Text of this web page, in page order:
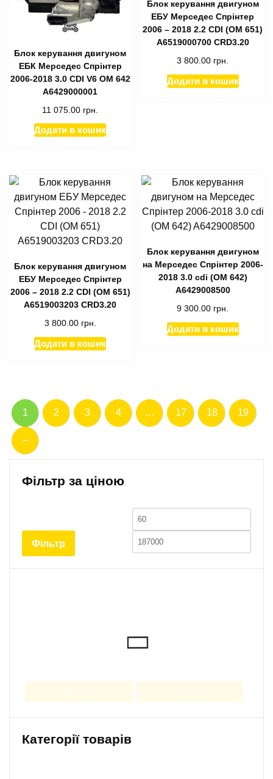
Блок керування двигуном
ЕБК Мерседес Спрінтер
2006-2018 3.0 CDI V6 OM 642
A6429000001
11 075.00 грн.
Додати в кошик
Блок керування двигуном
ЕБУ Мерседес Спрінтер
2006 – 2018 2.2 CDI (OM 651)
A6519000700 CRD3.20
3 800.00 грн.
Додати в кошик
Блок керування двигуном
ЕБУ Мерседес Спрінтер
2006 – 2018 2.2 CDI (OM 651)
A6519003203 CRD3.20
3 800.00 грн.
Додати в кошик
Блок керування двигуном
на Мерседес Спрінтер 2006-
2018 3.0 cdi (OM 642)
A6429008500
9 300.00 грн.
Додати в кошик
1 2 3 4 … 17 18 19
→
Фільтр за ціною
Мінімальна
ціна
Фільтр
Шукати Очистити
Категорії товарів